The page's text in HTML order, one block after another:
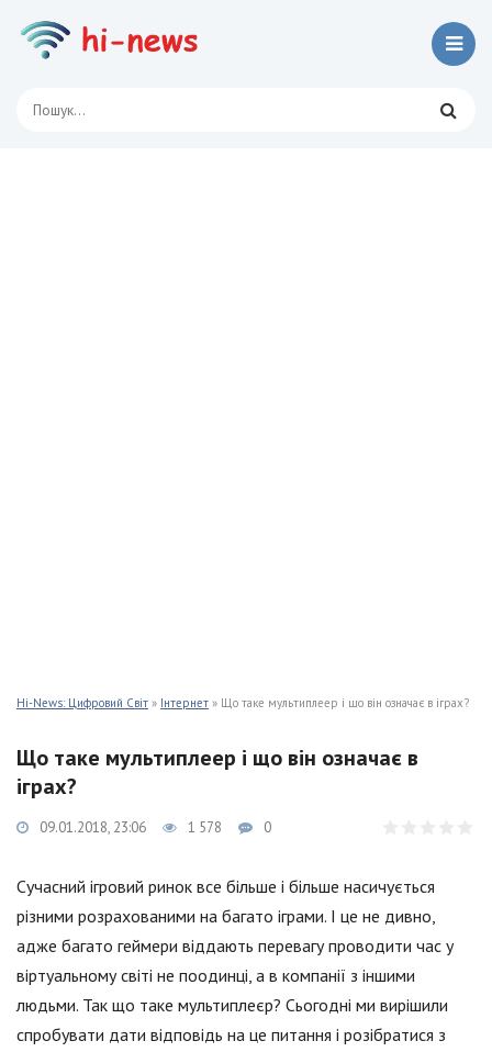
Hi-News: Цифровий Світ » Інтернет » Що таке мультиплеер і що він означає в іграх?
Що таке мультиплеер і що він означає в
іграх?
09.01.2018, 23:06 1 578 0
Сучасний ігровий ринок все більше і більше насичується
різними розрахованими на багато іграми. І це не дивно,
адже багато геймери віддають перевагу проводити час у
віртуальному світі не поодинці, а в компанії з іншими
людьми. Так що таке мультиплеєр? Сьогодні ми вирішили
спробувати дати відповідь на це питання і розібратися з